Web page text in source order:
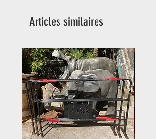
Articles similaires